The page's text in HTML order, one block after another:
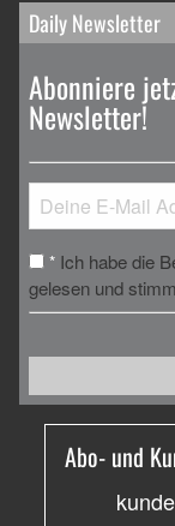
Daily Newsletter
Abonniere
Newsletter!
* Ich habe die
gelesen und
Abo- und